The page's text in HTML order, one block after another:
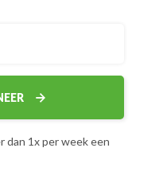
dan 1x per week een